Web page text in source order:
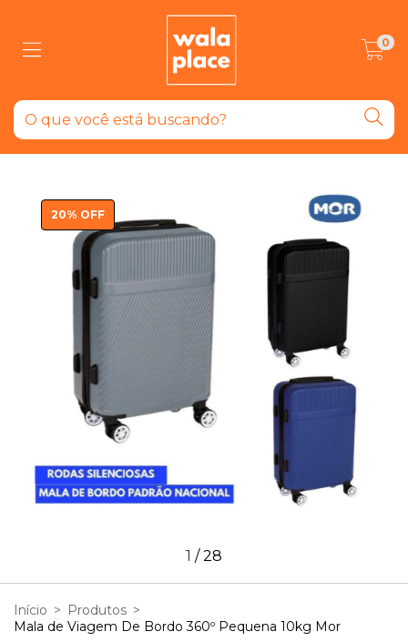
0
20% OFF
1 /28
Início > Produtos >
Mala de Viagem De Bordo 360º Pequena 10kg Mor